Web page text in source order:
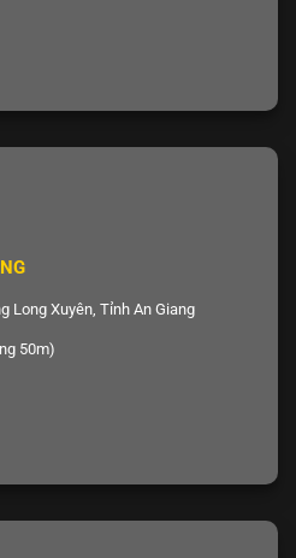
Long Xuyên, Tỉnh An Giang
50m)